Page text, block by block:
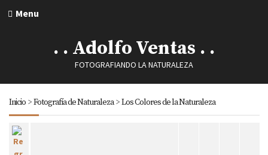
Menu
. . Adolfo Ventas . .
FOTOGRAFIANDO LA NATURALEZA
Inicio>Fotografía de Naturaleza>Los Colores de la Naturaleza